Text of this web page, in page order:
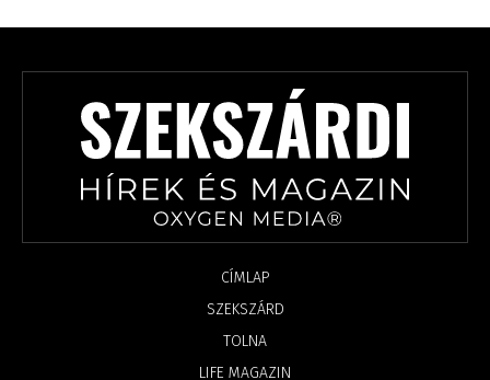
CÍMLAP
SZEKSZÁRD
TOLNA
LIFE MAGAZIN